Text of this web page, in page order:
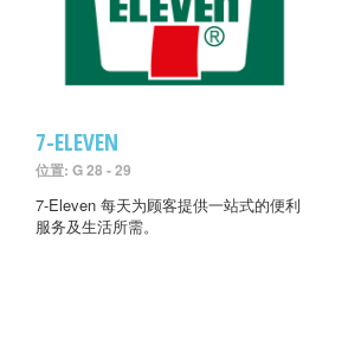
7-ELEVEN
位置: G 28 - 29
7-Eleven 每天为顾客提供一站式的便利
服务及生活所需。